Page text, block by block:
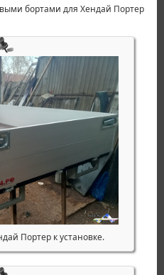
бортами для Хендай Портер
Портер к установке.